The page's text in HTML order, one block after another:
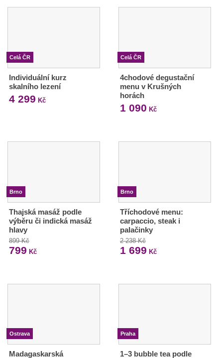
Celá ČR
Individuální kurz
skalního lezení
4 299 Kč
Celá ČR
4chodové degustační
menu v Krušných
horách
1 090 Kč
Brno
Thajská masáž podle
výběru či indická masáž
hlavy
899 Kč
799 Kč
Brno
Tříchodové menu:
carpaccio, steak i
palačinky
2 238 Kč
1 699 Kč
Ostrava
Madagaskarská
Praha
1–3 bubble tea podle